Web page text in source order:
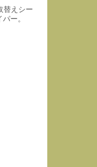
えシー
ー。